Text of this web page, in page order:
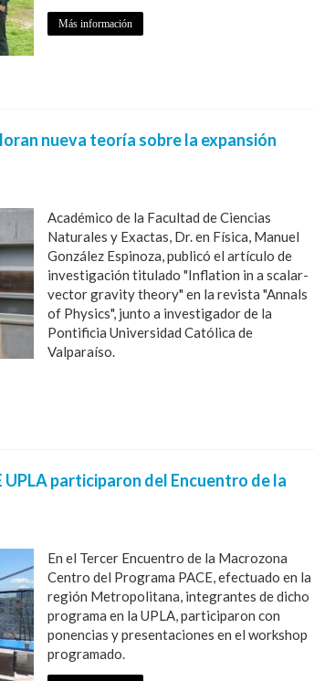
Más información
nueva teoría sobre la expansión
Académico de la Facultad de Ciencias
Naturales y Exactas, Dr. en Física, Manuel
González Espinoza, publicó el artículo de
investigación titulado "Inflation in a scalar-
vector gravity theory" en la revista "Annals
of Physics", junto a investigador de la
Pontificia Universidad Católica de
Valparaíso.
participaron del Encuentro de la
En el Tercer Encuentro de la Macrozona
Centro del Programa PACE, efectuado en la
región Metropolitana, integrantes de dicho
programa en la UPLA, participaron con
ponencias y presentaciones en el workshop
programado.